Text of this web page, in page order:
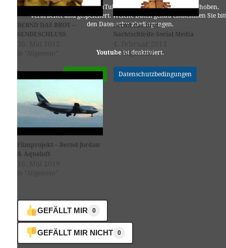
Es werden seitens YouTube personenbezogene Daten erhoben,
verarbeitet und gespeichert. Welche Daten genau entnehmen Sie
den Datenschutzbedingungen.
Youtubeist deaktiviert.
✓ Erlauben Datenschutzbedingungen
BERND DAS BROT –
SENDESCHLUSS
Bernd das Brot –
Nachtschleife Social Media
In "Allgemein"
Filmprojekt – Bernd Jordan
& Aqualoft
GEFÄLLT MIR 0
GEFÄLLT MIR NICHT 0